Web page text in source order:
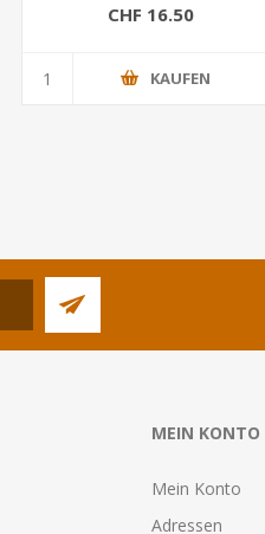
CHF 16.50
KAUFEN
MEIN KONTO
Mein Konto
Adressen